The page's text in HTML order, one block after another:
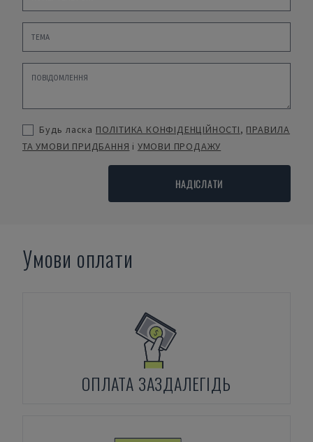
Будь ласка ПОЛІТИКА КОНФІДЕНЦІЙНОСТІ, ПРАВИЛА
ТА УМОВИ ПРИДБАННЯ і УМОВИ ПРОДАЖУ
НАДІСЛАТИ
Умови оплати
ОПЛАТА ЗАЗДАЛЕГІДЬ